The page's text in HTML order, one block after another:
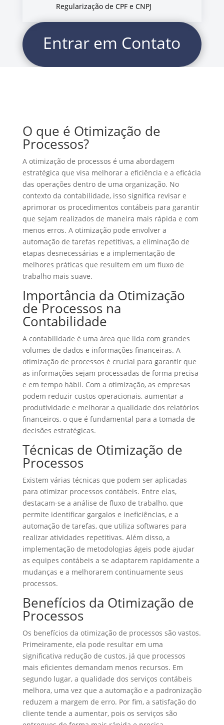
Regularização de CPF e CNPJ
Entrar em Contato
O que é Otimização de
Processos?
A otimização de processos é uma abordagem
estratégica que visa melhorar a eficiência e a eficácia
das operações dentro de uma organização. No
contexto da contabilidade, isso significa revisar e
aprimorar os procedimentos contábeis para garantir
que sejam realizados de maneira mais rápida e com
menos erros. A otimização pode envolver a
automação de tarefas repetitivas, a eliminação de
etapas desnecessárias e a implementação de
melhores práticas que resultem em um fluxo de
trabalho mais suave.
Importância da Otimização
de Processos na
Contabilidade
A contabilidade é uma área que lida com grandes
volumes de dados e informações financeiras. A
otimização de processos é crucial para garantir que
as informações sejam processadas de forma precisa
e em tempo hábil. Com a otimização, as empresas
podem reduzir custos operacionais, aumentar a
produtividade e melhorar a qualidade dos relatórios
financeiros, o que é fundamental para a tomada de
decisões estratégicas.
Técnicas de Otimização de
Processos
Existem várias técnicas que podem ser aplicadas
para otimizar processos contábeis. Entre elas,
destacam-se a análise de fluxo de trabalho, que
permite identificar gargalos e ineficiências, e a
automação de tarefas, que utiliza softwares para
realizar atividades repetitivas. Além disso, a
implementação de metodologias ágeis pode ajudar
as equipes contábeis a se adaptarem rapidamente a
mudanças e a melhorarem continuamente seus
processos.
Benefícios da Otimização de
Processos
Os benefícios da otimização de processos são vastos.
Primeiramente, ela pode resultar em uma
significativa redução de custos, já que processos
mais eficientes demandam menos recursos. Em
segundo lugar, a qualidade dos serviços contábeis
melhora, uma vez que a automação e a padronização
reduzem a margem de erro. Por fim, a satisfação do
cliente tende a aumentar, pois os serviços são